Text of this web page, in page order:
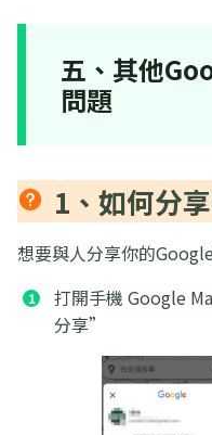
五、其他
問題
1、如何分
想要與人分享你的
打開手機 Google
分享”